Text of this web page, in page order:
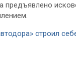
предъявлено
строил